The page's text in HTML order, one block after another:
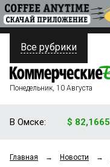
ПОЛИТИКА
ФИНАНСЫ
ОБЩЕСТВО
Все рубрики
Понедельник, 10 Августа
В Омске: $ 82,1665
Главная → Новости →